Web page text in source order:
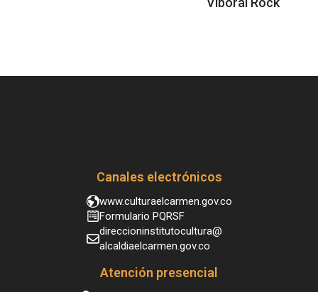
Canales electrónicos
www.culturaelcarmen.gov.co
Formulario PQRSF
direccioninstitutocultura@
alcaldiaelcarmen.gov.co
Atención presencial